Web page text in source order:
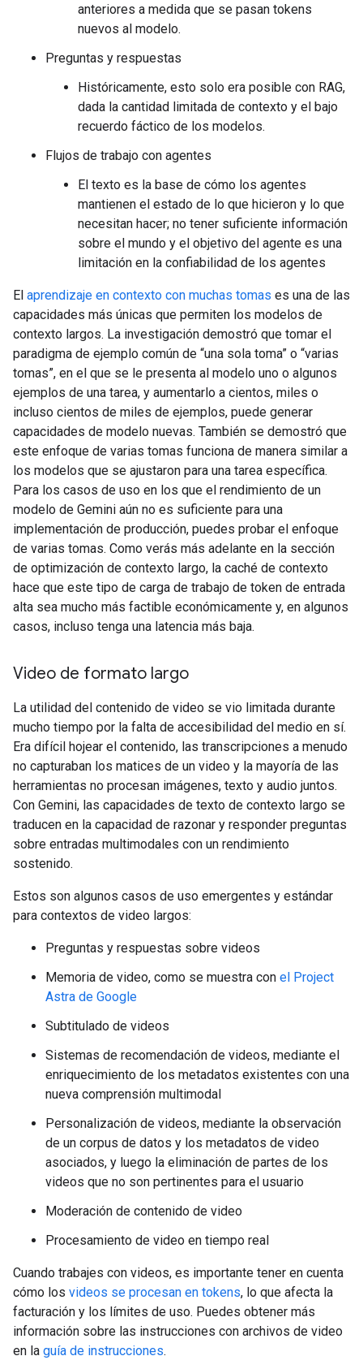
anteriores a medida que se pasan tokens
nuevos al modelo.
Preguntas y respuestas
Históricamente, esto solo era posible con RAG,
dada la cantidad limitada de contexto y el bajo
recuerdo fáctico de los modelos.
Flujos de trabajo con agentes
El texto es la base de cómo los agentes
mantienen el estado de lo que hicieron y lo que
necesitan hacer; no tener suficiente información
sobre el mundo y el objetivo del agente es una
limitación en la confiabilidad de los agentes
El aprendizaje en contexto con muchas tomas es una de las
capacidades más únicas que permiten los modelos de
contexto largos. La investigación demostró que tomar el
paradigma de ejemplo común de “una sola toma” o “varias
tomas”, en el que se le presenta al modelo uno o algunos
ejemplos de una tarea, y aumentarlo a cientos, miles o
incluso cientos de miles de ejemplos, puede generar
capacidades de modelo nuevas. También se demostró que
este enfoque de varias tomas funciona de manera similar a
los modelos que se ajustaron para una tarea específica.
Para los casos de uso en los que el rendimiento de un
modelo de Gemini aún no es suficiente para una
implementación de producción, puedes probar el enfoque
de varias tomas. Como verás más adelante en la sección
de optimización de contexto largo, la caché de contexto
hace que este tipo de carga de trabajo de token de entrada
alta sea mucho más factible económicamente y, en algunos
casos, incluso tenga una latencia más baja.
Video de formato largo
La utilidad del contenido de video se vio limitada durante
mucho tiempo por la falta de accesibilidad del medio en sí.
Era difícil hojear el contenido, las transcripciones a menudo
no capturaban los matices de un video y la mayoría de las
herramientas no procesan imágenes, texto y audio juntos.
Con Gemini, las capacidades de texto de contexto largo se
traducen en la capacidad de razonar y responder preguntas
sobre entradas multimodales con un rendimiento
sostenido.
Estos son algunos casos de uso emergentes y estándar
para contextos de video largos:
Preguntas y respuestas sobre videos
Memoria de video, como se muestra con el Project
Astra de Google
Subtitulado de videos
Sistemas de recomendación de videos, mediante el
enriquecimiento de los metadatos existentes con una
nueva comprensión multimodal
Personalización de videos, mediante la observación
de un corpus de datos y los metadatos de video
asociados, y luego la eliminación de partes de los
videos que no son pertinentes para el usuario
Moderación de contenido de video
Procesamiento de video en tiempo real
Cuando trabajes con videos, es importante tener en cuenta
cómo los videos se procesan en tokens, lo que afecta la
facturación y los límites de uso. Puedes obtener más
información sobre las instrucciones con archivos de video
en la guía de instrucciones.